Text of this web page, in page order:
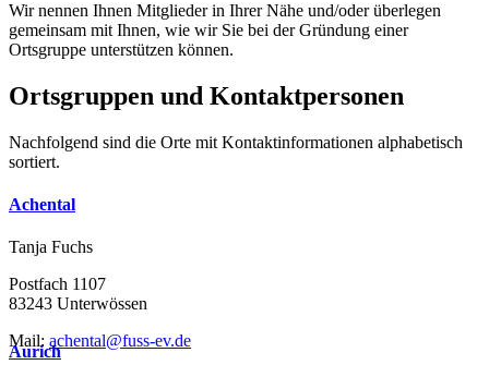
Wir nennen Ihnen Mitglieder in Ihrer Nähe und/oder überlegen
gemeinsam mit Ihnen, wie wir Sie bei der Gründung einer
Ortsgruppe unterstützen können.
Ortsgruppen und Kontaktpersonen
Nachfolgend sind die Orte mit Kontaktinformationen alphabetisch
sortiert.
Achental
Tanja Fuchs
Postfach 1107
83243 Unterwössen
Mail: achental@fuss-ev.de
Aurich